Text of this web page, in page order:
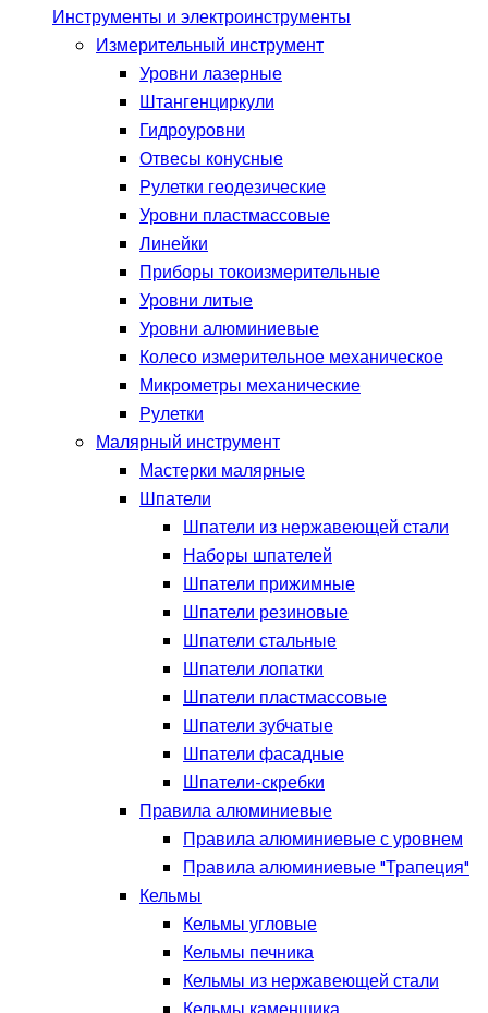
Инструменты и электроинструменты
Измерительный инструмент
Уровни лазерные
Штангенциркули
Гидроуровни
Отвесы конусные
Рулетки геодезические
Уровни пластмассовые
Линейки
Приборы токоизмерительные
Уровни литые
Уровни алюминиевые
Колесо измерительное механическое
Микрометры механические
Рулетки
Малярный инструмент
Мастерки малярные
Шпатели
Шпатели из нержавеющей стали
Наборы шпателей
Шпатели прижимные
Шпатели резиновые
Шпатели стальные
Шпатели лопатки
Шпатели пластмассовые
Шпатели зубчатые
Шпатели фасадные
Шпатели-скребки
Правила алюминиевые
Правила алюминиевые с уровнем
Правила алюминиевые "Трапеция"
Кельмы
Кельмы угловые
Кельмы печника
Кельмы из нержавеющей стали